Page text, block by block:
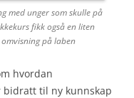
med unger som skulle på
fikk også en liten
omvisning på laben
hvordan
bidratt til ny kunnskap